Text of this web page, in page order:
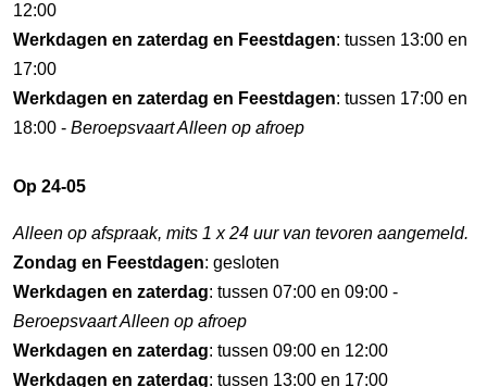
12:00
Werkdagen en zaterdag en Feestdagen: tussen 13:00 en
17:00
Werkdagen en zaterdag en Feestdagen: tussen 17:00 en
18:00 - Beroepsvaart Alleen op afroep
Op 24-05
Alleen op afspraak, mits 1 x 24 uur van tevoren aangemeld.
Zondag en Feestdagen: gesloten
Werkdagen en zaterdag: tussen 07:00 en 09:00 -
Beroepsvaart Alleen op afroep
Werkdagen en zaterdag: tussen 09:00 en 12:00
Werkdagen en zaterdag: tussen 13:00 en 17:00